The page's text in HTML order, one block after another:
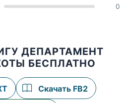
0
ДЕПАРТАМЕНТ
БЕСПЛАТНО
Скачать FB2